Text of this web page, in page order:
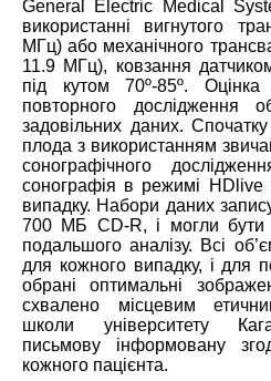
General Electric Medical
використанні вигнутого
МГц) або механічного
11.9 МГц), ковзання
під кутом 70º-85º.
повторного дослідження
задовільних даних.
плода з використанням
сонографічного
сонографія в режимі HDlive
випадку. Набори даних
700 МБ CD-R, і могли бути
подальшого аналізу. Всі
для кожного випадку, і для
обрані оптимальні
схвалено місцевим
школи університету
письмову інформовану
кожного пацієнта.